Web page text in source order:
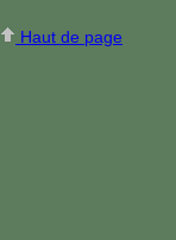
Haut de page